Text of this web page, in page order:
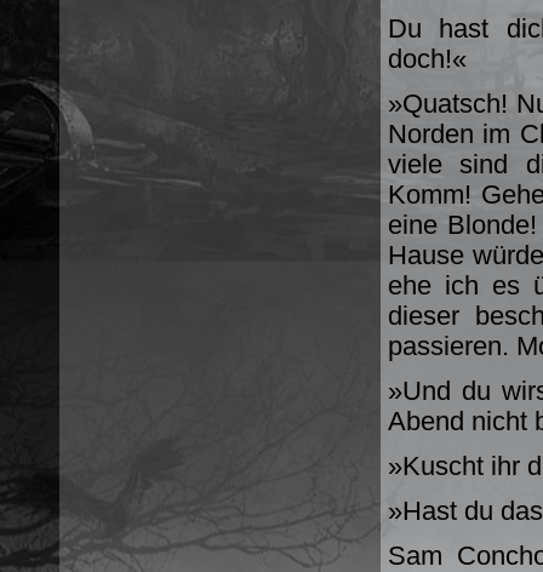
Du hast
doch!«
»Quatsch!
Norden im
viele sind
Komm!
eine
Hause
ehe ich es
dieser
passieren.
»Und du
Abend nicht
»Kuscht ihr
»Hast du
Sam